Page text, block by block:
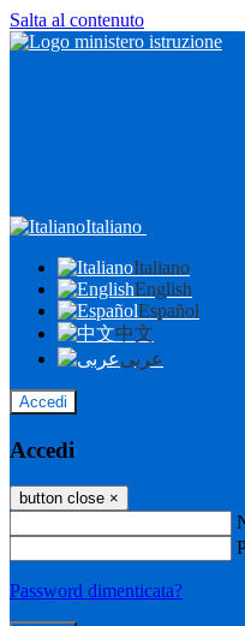
Salta al contenuto
Italiano
Italiano
English
Español
中文
عربى
Accedi
Accedi
button close ×
Password dimenticata?